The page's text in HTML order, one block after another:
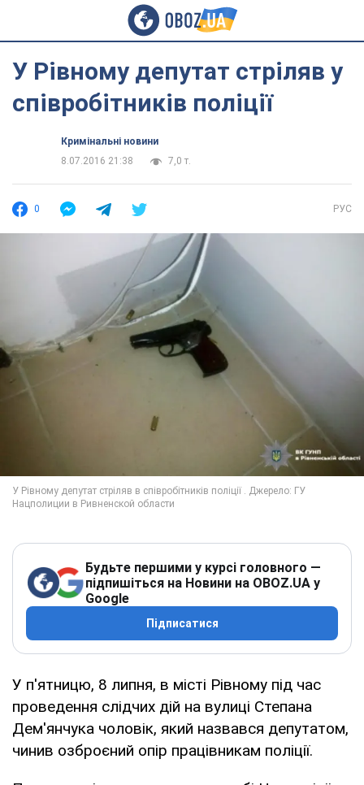
У Рівному депутат стріляв у
співробітників поліції
Кримінальні новини
8.07.2016 21:38
7,0 т.
0 РУС
Будьте першими у курсі головного —
підпишіться на Новини на OBOZ.UA у
Google
Підписатися
У п'ятницю, 8 липня, в місті Рівному під час
проведення слідчих дій на вулиці Степана
Дем'янчука чоловік, який назвався депутатом,
чинив озброєний опір працівникам поліції.